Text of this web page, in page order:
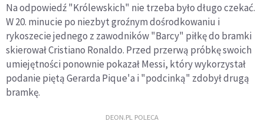
Na odpowiedź "Królewskich" nie trzeba było długo czekać.
W 20. minucie po niezbyt groźnym dośrodkowaniu i
rykoszecie jednego z zawodników "Barcy" piłkę do bramki
skierował Cristiano Ronaldo. Przed przerwą próbkę swoich
umiejętności ponownie pokazał Messi, który wykorzystał
podanie piętą Gerarda Pique'a i "podcinką" zdobył drugą
bramkę.
DEON.PL POLECA